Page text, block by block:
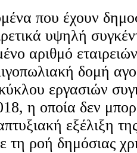
που έχουν
υψηλή
αριθμό
δομή
εργασιών
η οποία δεν
εξέλιξη
τη ροή δημόσιας